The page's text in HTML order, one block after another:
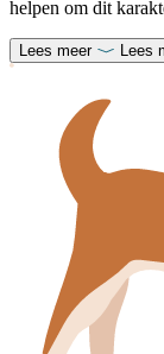
helpen om dit
Lees meer Lees